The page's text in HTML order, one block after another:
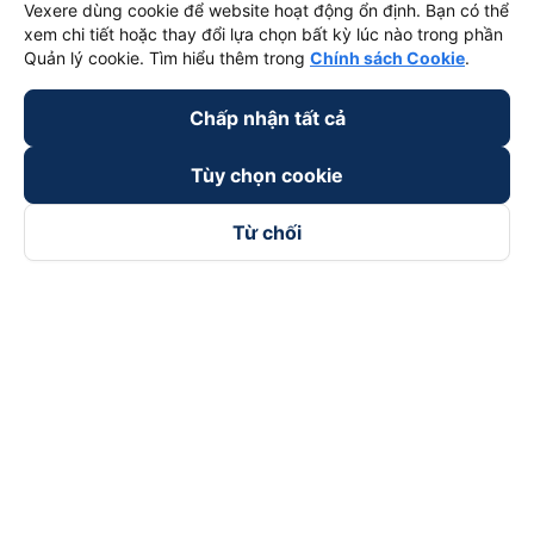
Vexere dùng cookie để website hoạt động ổn định. Bạn có thể
xem chi tiết hoặc thay đổi lựa chọn bất kỳ lúc nào trong phần
Quản lý cookie. Tìm hiểu thêm trong Chính sách Cookie.
Chấp nhận tất cả
Tùy chọn cookie
Từ chối